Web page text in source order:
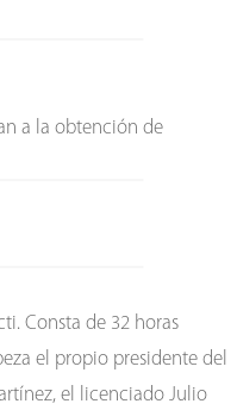
a la obtención de
Consta de 32 horas
el propio presidente del
el licenciado Julio